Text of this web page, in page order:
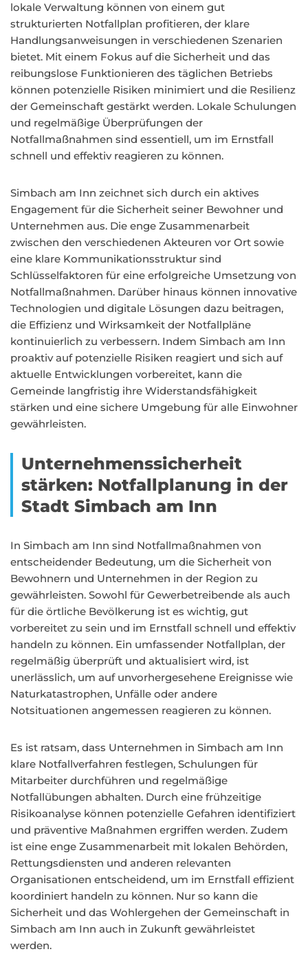
lokale Verwaltung können von einem gut
strukturierten Notfallplan profitieren, der klare
Handlungsanweisungen in verschiedenen Szenarien
bietet. Mit einem Fokus auf die Sicherheit und das
reibungslose Funktionieren des täglichen Betriebs
können potenzielle Risiken minimiert und die Resilienz
der Gemeinschaft gestärkt werden. Lokale Schulungen
und regelmäßige Überprüfungen der
Notfallmaßnahmen sind essentiell, um im Ernstfall
schnell und effektiv reagieren zu können.
Simbach am Inn zeichnet sich durch ein aktives
Engagement für die Sicherheit seiner Bewohner und
Unternehmen aus. Die enge Zusammenarbeit
zwischen den verschiedenen Akteuren vor Ort sowie
eine klare Kommunikationsstruktur sind
Schlüsselfaktoren für eine erfolgreiche Umsetzung von
Notfallmaßnahmen. Darüber hinaus können innovative
Technologien und digitale Lösungen dazu beitragen,
die Effizienz und Wirksamkeit der Notfallpläne
kontinuierlich zu verbessern. Indem Simbach am Inn
proaktiv auf potenzielle Risiken reagiert und sich auf
aktuelle Entwicklungen vorbereitet, kann die
Gemeinde langfristig ihre Widerstandsfähigkeit
stärken und eine sichere Umgebung für alle Einwohner
gewährleisten.
Unternehmenssicherheit
stärken: Notfallplanung in der
Stadt Simbach am Inn
In Simbach am Inn sind Notfallmaßnahmen von
entscheidender Bedeutung, um die Sicherheit von
Bewohnern und Unternehmen in der Region zu
gewährleisten. Sowohl für Gewerbetreibende als auch
für die örtliche Bevölkerung ist es wichtig, gut
vorbereitet zu sein und im Ernstfall schnell und effektiv
handeln zu können. Ein umfassender Notfallplan, der
regelmäßig überprüft und aktualisiert wird, ist
unerlässlich, um auf unvorhergesehene Ereignisse wie
Naturkatastrophen, Unfälle oder andere
Notsituationen angemessen reagieren zu können.
Es ist ratsam, dass Unternehmen in Simbach am Inn
klare Notfallverfahren festlegen, Schulungen für
Mitarbeiter durchführen und regelmäßige
Notfallübungen abhalten. Durch eine frühzeitige
Risikoanalyse können potenzielle Gefahren identifiziert
und präventive Maßnahmen ergriffen werden. Zudem
ist eine enge Zusammenarbeit mit lokalen Behörden,
Rettungsdiensten und anderen relevanten
Organisationen entscheidend, um im Ernstfall effizient
koordiniert handeln zu können. Nur so kann die
Sicherheit und das Wohlergehen der Gemeinschaft in
Simbach am Inn auch in Zukunft gewährleistet
werden.